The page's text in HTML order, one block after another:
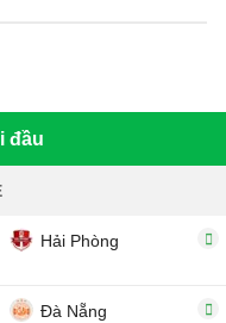
đầu
Hải Phòng
Đà Nẵng